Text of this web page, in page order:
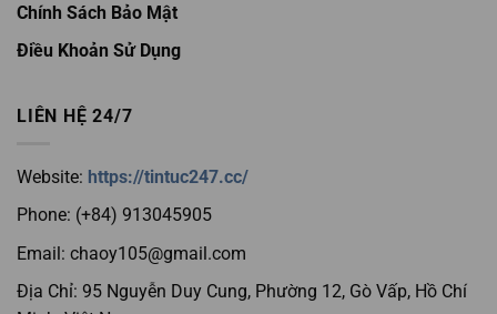
Chính Sách Bảo Mật
Điều Khoản Sử Dụng
LIÊN HỆ 24/7
Website: https://tintuc247.cc/
Phone: (+84) 913045905
Email: chaoy105@gmail.com
Địa Chỉ: 95 Nguyễn Duy Cung, Phường 12, Gò Vấp, Hồ Chí